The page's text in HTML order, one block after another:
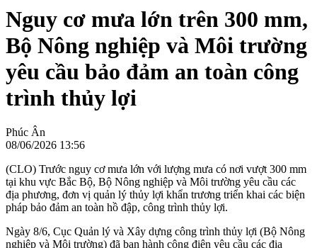
Nguy cơ mưa lớn trên 300 mm,
Bộ Nông nghiệp và Môi trường
yêu cầu bảo đảm an toàn công
trình thủy lợi
Phúc Ân
08/06/2026 13:56
(CLO) Trước nguy cơ mưa lớn với lượng mưa có nơi vượt 300 mm
tại khu vực Bắc Bộ, Bộ Nông nghiệp và Môi trường yêu cầu các
địa phương, đơn vị quản lý thủy lợi khẩn trương triển khai các biện
pháp bảo đảm an toàn hồ đập, công trình thủy lợi.
Ngày 8/6, Cục Quản lý và Xây dựng công trình thủy lợi (Bộ Nông
nghiệp và Môi trường) đã ban hành công điện yêu cầu các địa